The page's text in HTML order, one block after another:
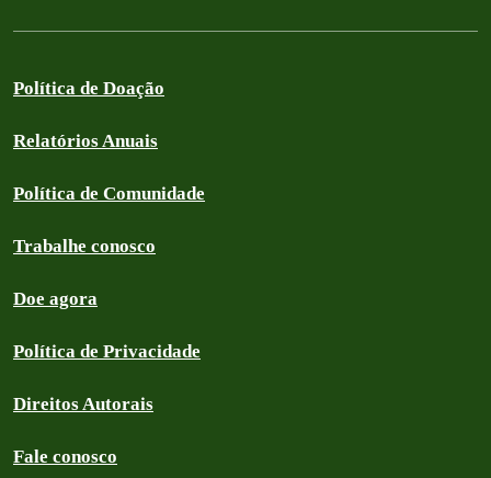
Política de Doação
Relatórios Anuais
Política de Comunidade
Trabalhe conosco
Doe agora
Política de Privacidade
Direitos Autorais
Fale conosco